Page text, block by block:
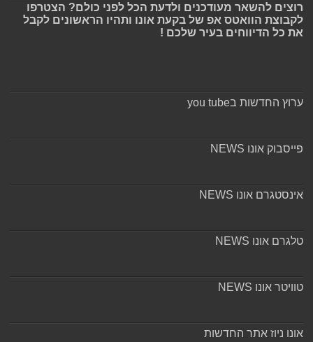
רוצים להשאר מעודכנים ולדעת הכל לפני כולם? הצטרפו
לקבוצת הוואטס אפ של בקעת אונו ותהיו הראשונים לקבל
את כל הדיווחים בעיר שלכם !
ערוץ החדשות בyou tube
פייסבוק אונו NEWS
אינסטגרם אונו NEWS
טלגרם אונו NEWS
טוויטר אונו NEWS
אונו ניוז אתר החדשות